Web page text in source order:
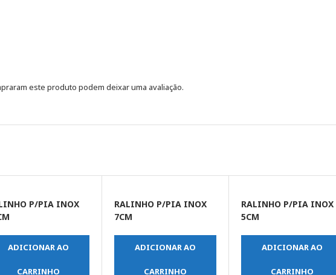
este produto podem deixar uma avaliação.
P/PIA INOX
ADICIONAR AO
CARRINHO
RALINHO P/PIA INOX
7CM
ADICIONAR AO
CARRINHO
RALINHO P/PIA INOX
5CM
ADICIONAR AO
CARRINHO